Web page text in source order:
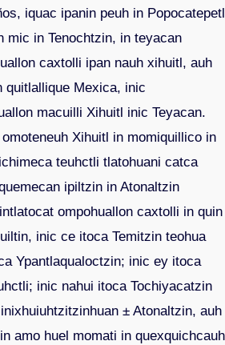
iquac ipanin peuh in Popocatepetl
mic in Tenochtzin, in teyacan
caxtolli ipan nauh xihuitl, auh
quitlallique Mexica, inic
macuilli Xihuitl inic Teyacan.
Xihuitl in momiquillico in
teuhctli tlatohuani catca
ipiltzin in Atonaltzin
ompohuallon caxtolli in quin
inic ce itoca Temitzin teohua
Ypantlaqualoctzin; inic ey itoca
inic nahui itoca Tochiyacatzin
± Atonaltzin, auh
amo huel momati in quexquichcauh